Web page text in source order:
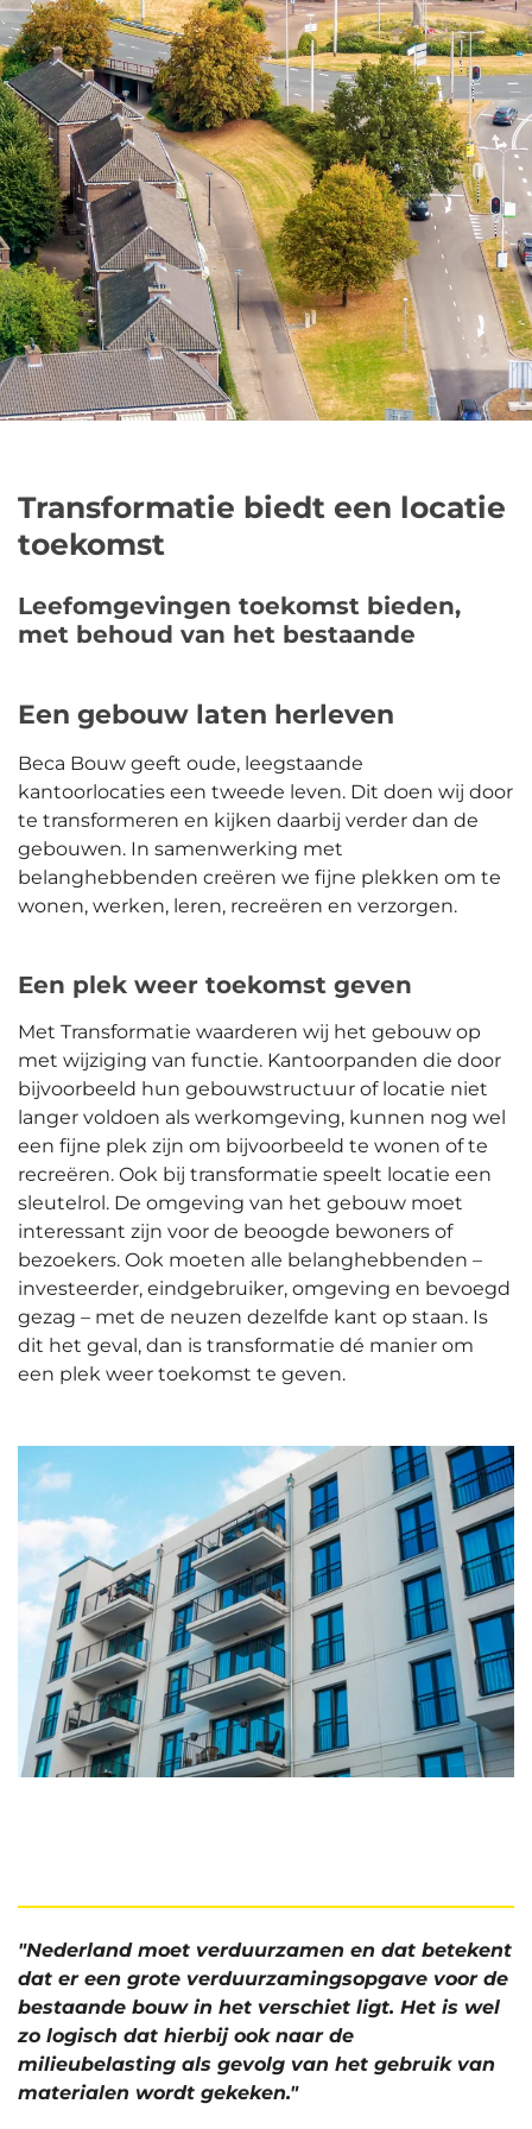
Transformatie biedt een locatie
toekomst
Leefomgevingen toekomst bieden,
met behoud van het bestaande
Een gebouw laten herleven
Beca Bouw geeft oude, leegstaande
kantoorlocaties een tweede leven. Dit doen wij door
te transformeren en kijken daarbij verder dan de
gebouwen. In samenwerking met
belanghebbenden creëren we fijne plekken om te
wonen, werken, leren, recreëren en verzorgen.
Een plek weer toekomst geven
Met Transformatie waarderen wij het gebouw op
met wijziging van functie. Kantoorpanden die door
bijvoorbeeld hun gebouwstructuur of locatie niet
langer voldoen als werkomgeving, kunnen nog wel
een fijne plek zijn om bijvoorbeeld te wonen of te
recreëren. Ook bij transformatie speelt locatie een
sleutelrol. De omgeving van het gebouw moet
interessant zijn voor de beoogde bewoners of
bezoekers. Ook moeten alle belanghebbenden –
investeerder, eindgebruiker, omgeving en bevoegd
gezag – met de neuzen dezelfde kant op staan. Is
dit het geval, dan is transformatie dé manier om
een plek weer toekomst te geven.
"Nederland moet verduurzamen en dat betekent
dat er een grote verduurzamingsopgave voor de
bestaande bouw in het verschiet ligt. Het is wel
zo logisch dat hierbij ook naar de
milieubelasting als gevolg van het gebruik van
materialen wordt gekeken."